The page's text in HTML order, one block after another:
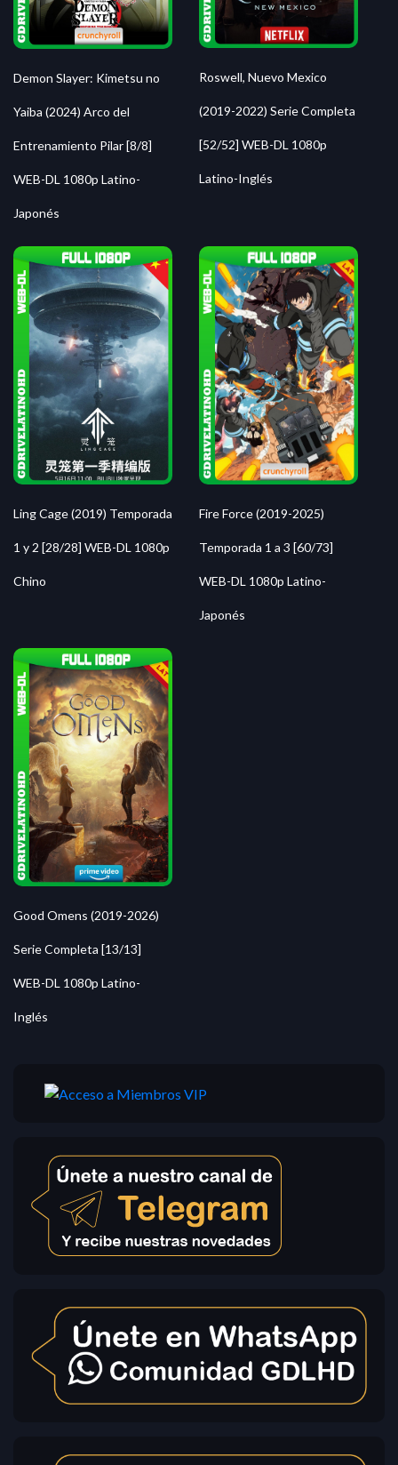
Demon Slayer: Kimetsu no
Yaiba (2024) Arco del
Entrenamiento Pilar [8/8]
WEB-DL 1080p Latino-
Japonés
Roswell, Nuevo Mexico
(2019-2022) Serie Completa
[52/52] WEB-DL 1080p
Latino-Inglés
Ling Cage (2019) Temporada
1 y 2 [28/28] WEB-DL 1080p
Chino
Fire Force (2019-2025)
Temporada 1 a 3 [60/73]
WEB-DL 1080p Latino-
Japonés
Good Omens (2019-2026)
Serie Completa [13/13]
WEB-DL 1080p Latino-
Inglés